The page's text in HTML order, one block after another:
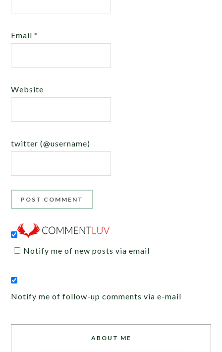
Email*
Website
twitter (@username)
Notify me of new posts via email
Notify me of follow-up comments via e-mail
ABOUT ME